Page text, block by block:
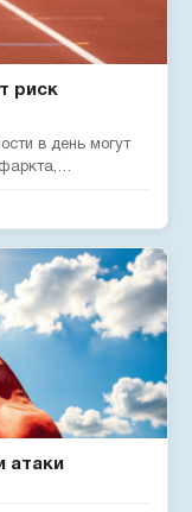
риск
в день могут
атаки